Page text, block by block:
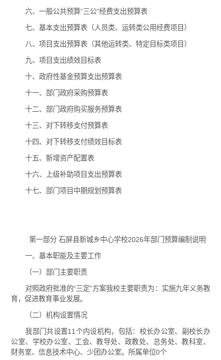
六、一般公共预算“三公”经费支出预算表
七、基本支出预算表（人员类、运转类公用经费项目）
八、项目支出预算表（其他运转类、特定目标类项目）
九、项目支出绩效目标表
十、政府性基金预算支出预算表
十一、部门政府采购预算表
十二、部门政府购买服务预算表
十三、对下转移支付预算表
十四、对下转移支付绩效目标表
十五、新增资产配置表
十六、上级补助项目支出预算表
十七、部门项目中期规划预算表
第一部分 石屏县新城乡中心学校2026年部门预算编制说明
一、基本职能及主要工作
（一）部门主要职责
对照政府批准的“三定”方案我校主要职责为：实施九年义务教
育，促进教育事业发展。
（二）机构设置情况
我部门共设置11个内设机构，包括：校长办公室、副校长办
公室、学校办公室、工会、教导处、政教处、总务处、教科室、
财务室、信息技术中心、少团办公室。所属单位0个